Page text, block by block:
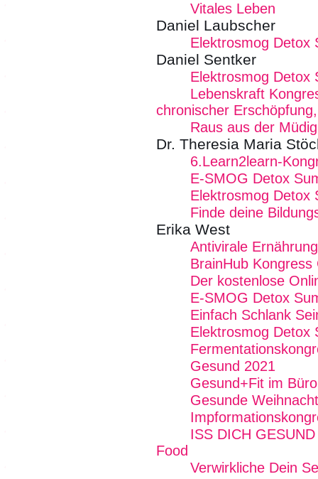
Vitales Leben
Daniel Laubscher
Elektrosmog Detox
Daniel Sentker
Elektrosmog Detox
Lebenskraft
chronischer
Raus aus der
Dr. Theresia Maria
6.Learn2learn-
E-SMOG Detox
Elektrosmog Detox
Finde deine
Erika West
Antivirale Ernährung
BrainHub Kongress
Der kostenlose
E-SMOG Detox
Einfach Schlank
Elektrosmog Detox
Gesund 2021
Gesund+Fit im Büro
Gesunde
ISS DICH
Food
Verwirkliche Dein